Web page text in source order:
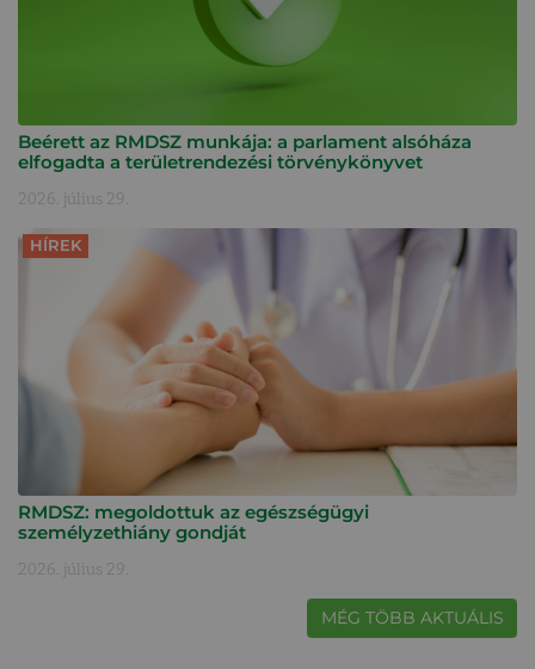
Beérett az RMDSZ munkája: a parlament alsóháza
elfogadta a területrendezési törvénykönyvet
2026. július 29.
HÍREK
RMDSZ: megoldottuk az egészségügyi
személyzethiány gondját
2026. július 29.
MÉG TÖBB AKTUÁLIS